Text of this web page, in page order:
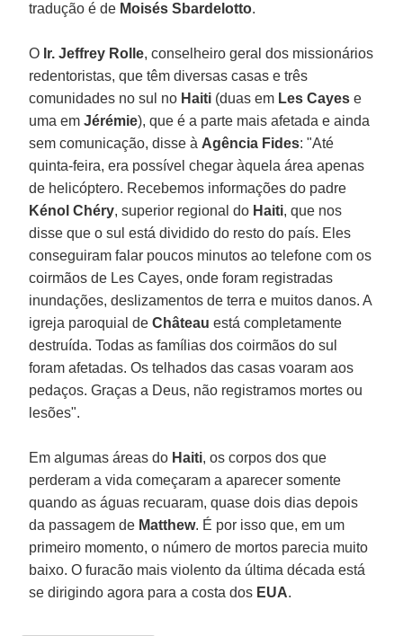
tradução é de Moisés Sbardelotto.
O Ir. Jeffrey Rolle, conselheiro geral dos missionários
redentoristas, que têm diversas casas e três
comunidades no sul no Haiti (duas em Les Cayes e
uma emJérémie), que é a parte mais afetada e ainda
sem comunicação, disse à Agência Fides: "Até
quinta-feira, era possível chegar àquela área apenas
de helicóptero. Recebemos informações do padre
Kénol Chéry, superior regional do Haiti, que nos
disse que o sul está dividido do resto do país. Eles
conseguiram falar poucos minutos ao telefone com os
coirmãos de Les Cayes, onde foram registradas
inundações, deslizamentos de terra e muitos danos. A
igreja paroquial deChâteau está completamente
destruída. Todas as famílias dos coirmãos do sul
foram afetadas. Os telhados das casas voaram aos
pedaços. Graças a Deus, não registramos mortes ou
lesões".
Em algumas áreas do Haiti, os corpos dos que
perderam a vida começaram a aparecer somente
quando as águas recuaram, quase dois dias depois
da passagem de Matthew. É por isso que, em um
primeiro momento, o número de mortos parecia muito
baixo. O furacão mais violento da última década está
se dirigindo agora para a costa dos EUA.